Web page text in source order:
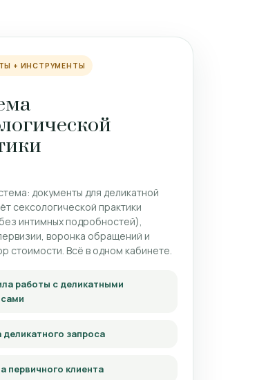
+ ИНСТРУМЕНТЫ
документы для деликатной
сексологической практики
интимных подробностей),
воронка обращений и
стоимости. Всё в одном кабинете.
работы с деликатными
деликатного запроса
первичного клиента